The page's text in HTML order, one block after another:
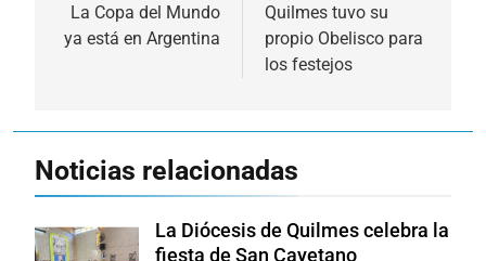
de
entradas
La Copa del Mundo
ya está en Argentina
Quilmes tuvo su
propio Obelisco para
los festejos
Noticias relacionadas
La Diócesis de Quilmes celebra la
fiesta de San Cayetano